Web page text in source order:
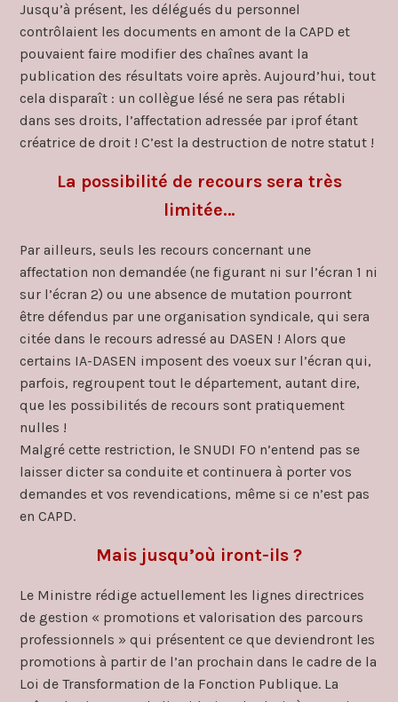
Jusqu’à présent, les délégués du personnel
contrôlaient les documents en amont de la CAPD et
pouvaient faire modifier des chaînes avant la
publication des résultats voire après. Aujourd’hui, tout
cela disparaît : un collègue lésé ne sera pas rétabli
dans ses droits, l’affectation adressée par iprof étant
créatrice de droit ! C’est la destruction de notre statut !
La possibilité de recours sera très
limitée…
Par ailleurs, seuls les recours concernant une
affectation non demandée (ne figurant ni sur l’écran 1 ni
sur l’écran 2) ou une absence de mutation pourront
être défendus par une organisation syndicale, qui sera
citée dans le recours adressé au DASEN ! Alors que
certains IA-DASEN imposent des voeux sur l’écran qui,
parfois, regroupent tout le département, autant dire,
que les possibilités de recours sont pratiquement
nulles !
Malgré cette restriction, le SNUDI FO n’entend pas se
laisser dicter sa conduite et continuera à porter vos
demandes et vos revendications, même si ce n’est pas
en CAPD.
Mais jusqu’où iront-ils ?
Le Ministre rédige actuellement les lignes directrices
de gestion « promotions et valorisation des parcours
professionnels » qui présentent ce que deviendront les
promotions à partir de l’an prochain dans le cadre de la
Loi de Transformation de la Fonction Publique. La